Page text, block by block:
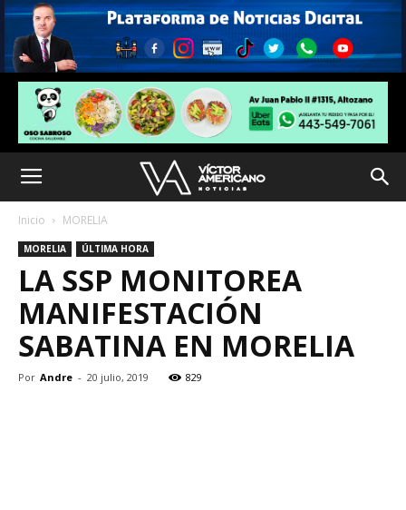
Inicio MORELIA
MORELIA ÚLTIMA HORA
LA SSP MONITOREA
MANIFESTACIÓN
SABATINA EN MORELIA
Por Andre - 20 julio, 2019 829